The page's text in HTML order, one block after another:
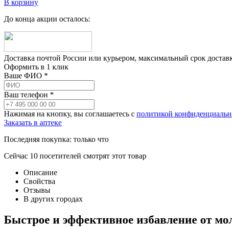
В корзину
До конца акции осталось:
Доставка почтой России или курьером, максимальный срок
Оформить в 1 клик
Ваше ФИО *
Ваш телефон *
Нажимая на кнопку, вы соглашаетесь с политикой
Заказать в аптеке
Последняя покупка: только что
Сейчас 10 посетителей смотрят этот товар
Описание
Свойства
Отзывы
В других городах
Быстрое и эффективное избавление от